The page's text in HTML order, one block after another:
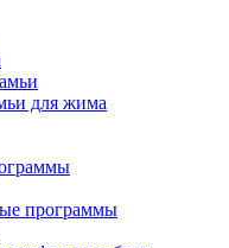
для жима
программы